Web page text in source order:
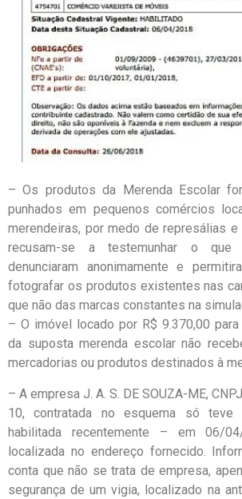
– Os produtos da Merenda Escolar
punhados em pequenos comércios
merendeiras, por medo de represálias e
recusam-se a testemunhar o que
denunciaram anonimamente e
fotografar os produtos existentes nas
que não das marcas constantes na
– O imóvel locado por R$ 9.370,00
da suposta merenda escolar não
mercadorias ou produtos destinados à
– A empresa J. A. S. DE SOUZA-ME,
10, contratada no esquema só teve
habilitada recentemente – em 06/
localizada no endereço fornecido.
conta que não se trata de empresa,
segurança de um vigia, localizado na